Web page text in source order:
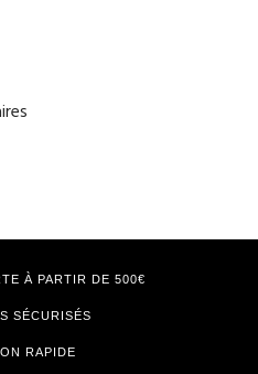
À PARTIR DE 500€
SÉCURISÉS
RAPIDE